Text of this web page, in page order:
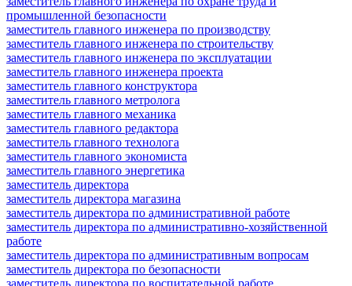
промышленной безопасности
заместитель главного инженера по производству
заместитель главного инженера по строительству
заместитель главного инженера по эксплуатации
заместитель главного инженера проекта
заместитель главного конструктора
заместитель главного метролога
заместитель главного механика
заместитель главного редактора
заместитель главного технолога
заместитель главного экономиста
заместитель главного энергетика
заместитель директора
заместитель директора магазина
заместитель директора по административной работе
заместитель директора по административно-хозяйственной
работе
заместитель директора по административным вопросам
заместитель директора по безопасности
заместитель директора по воспитательной работе